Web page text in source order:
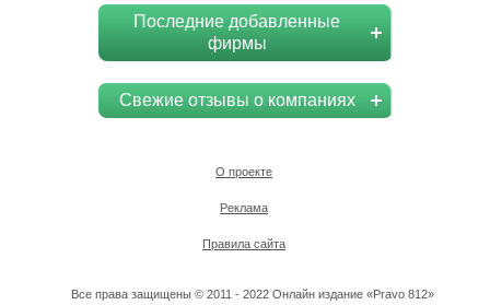
Последние добавленные
фирмы
Свежие отзывы о компаниях
О проекте
Реклама
Правила сайта
Все права защищены © 2011 - 2022 Онлайн издание «Pravo 812»